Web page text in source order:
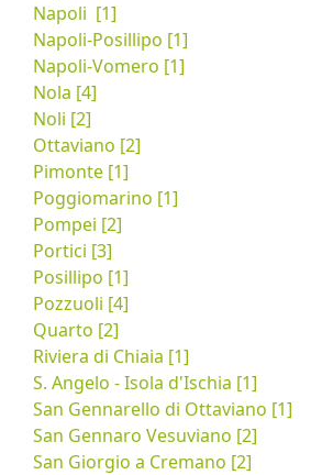
Napoli ‎ [1]
Napoli-Posillipo [1]
Napoli-Vomero [1]
Nola [4]
Noli [2]
Ottaviano [2]
Pimonte [1]
Poggiomarino [1]
Pompei [2]
Portici [3]
Posillipo [1]
Pozzuoli [4]
Quarto [2]
Riviera di Chiaia [1]
S. Angelo - Isola d'Ischia [1]
San Gennarello di Ottaviano [1]
San Gennaro Vesuviano [2]
San Giorgio a Cremano [2]